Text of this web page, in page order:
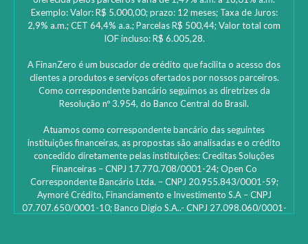
Exemplo: Valor: R$ 5.000,00; prazo: 12 meses; Taxa de Juros:
2,9% a.m.; CET 64,4% a.a.; Parcelas R$ 500,44; Valor total com
IOF incluso: R$ 6.005,28.
A FinanZero é um buscador de crédito que facilita o acesso dos
clientes a produtos e serviços ofertados por nossos parceiros.
Como correspondente bancário seguimos as diretrizes da
Resolução nº 3.954, do Banco Central do Brasil.
Atuamos como correspondente bancário das seguintes
instituições financeiras, as propostas são analisadas e o crédito
concedido diretamente pelas instituições: ‎Creditas Soluções
Financeiras – CNPJ 17.770.708/0001-24; Open Co
Correspondente Bancário Ltda. – CNPJ 20.955.843/0001-59;
Aymoré Crédito, Financiamento e Investimento S.A – CNPJ
07.707.650/0001-10; Banco Digio S.A..- CNPJ 27.098.060/0001-